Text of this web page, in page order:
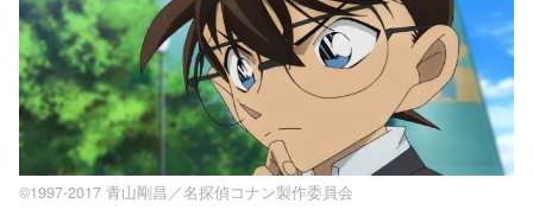
©1997-2017 青山剛昌／名探偵コナン製作委員会